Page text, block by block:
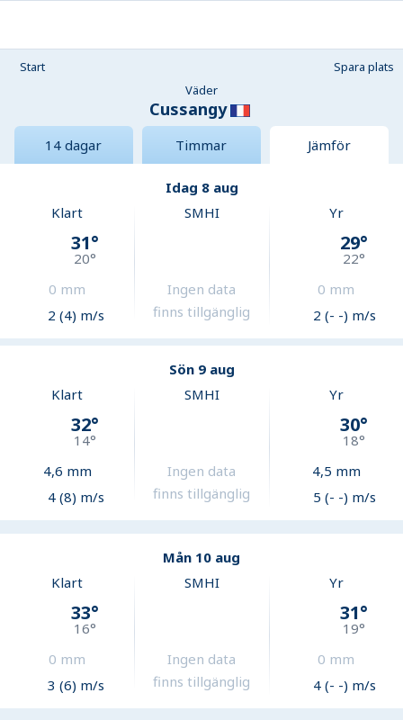
Start
Spara plats
Väder
Cussangy
14 dagar Timmar Jämför
Idag 8 aug
Klart
31°
20°
0 mm
2 (4) m/s
SMHI
Ingen data
finns tillgänglig
Yr
29°
22°
0 mm
2 (- -) m/s
Sön 9 aug
Klart
32°
14°
4,6 mm
4 (8) m/s
SMHI
Ingen data
finns tillgänglig
Yr
30°
18°
4,5 mm
5 (- -) m/s
Mån 10 aug
Klart
33°
16°
0 mm
3 (6) m/s
SMHI
Ingen data
finns tillgänglig
Yr
31°
19°
0 mm
4 (- -) m/s